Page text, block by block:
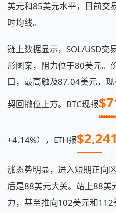
美元和85美元水平，目前交
时均线。
链上数据显示，SOL/USD交
形图案，阻力位于80美元。
口，最高触及87.04美元，
契回撤位上方。BTC现报
+4.14%），ETH报$2,241
涨态势明显，进入短期正向
后是88美元大关。站上88美
力，甚至推向102美元和112